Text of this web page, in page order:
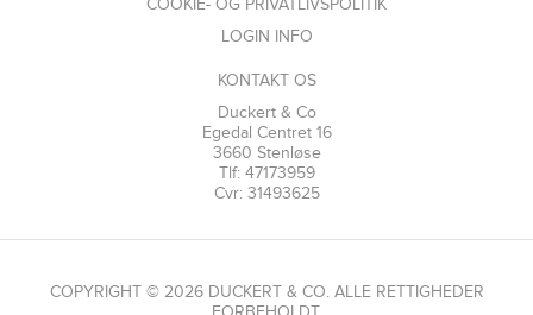
LOGIN INFO
KONTAKT OS
Duckert & Co
Egedal Centret 16
3660 Stenløse
Tlf: 47173959
Cvr: 31493625
COPYRIGHT © 2026 DUCKERT & CO. ALLE RETTIGHEDER